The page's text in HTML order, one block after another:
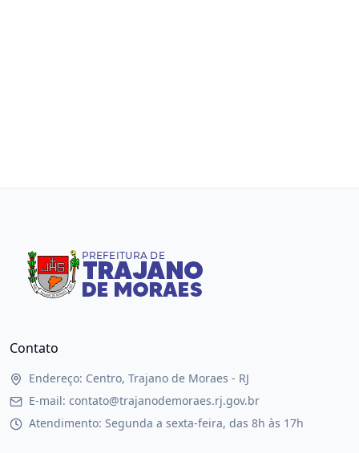
Contato
Endereço: Centro, Trajano de Moraes - RJ
E-mail: contato@trajanodemoraes.rj.gov.br
Atendimento: Segunda a sexta-feira, das 8h às 17h